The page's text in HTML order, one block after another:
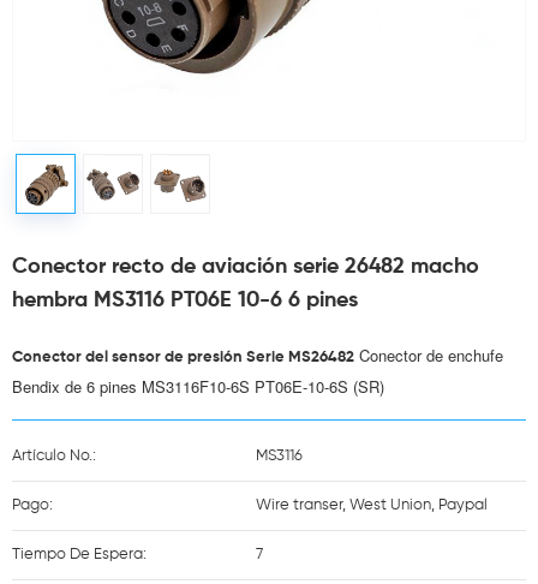
Conector recto de aviación serie 26482 macho
hembra MS3116 PT06E 10-6 6 pines
Conector del sensor de presión Serie MS26482 Conector de enchufe
Bendix de 6 pines MS3116F10-6S PT06E-10-6S (SR)
Artículo No.: MS3116
Pago: Wire transer, West Union, Paypal
Tiempo De Espera: 7